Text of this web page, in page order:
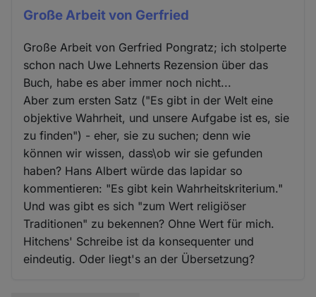
Große Arbeit von Gerfried
Große Arbeit von Gerfried Pongratz; ich stolperte
schon nach Uwe Lehnerts Rezension über das
Buch, habe es aber immer noch nicht...
Aber zum ersten Satz ("Es gibt in der Welt eine
objektive Wahrheit, und unsere Aufgabe ist es, sie
zu finden") - eher, sie zu suchen; denn wie
können wir wissen, dass\ob wir sie gefunden
haben? Hans Albert würde das lapidar so
kommentieren: "Es gibt kein Wahrheitskriterium."
Und was gibt es sich "zum Wert religiöser
Traditionen" zu bekennen? Ohne Wert für mich.
Hitchens' Schreibe ist da konsequenter und
eindeutig. Oder liegt's an der Übersetzung?